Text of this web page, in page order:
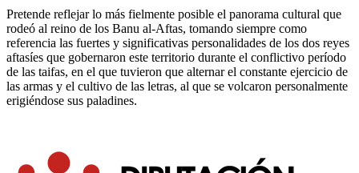
Pretende reflejar lo más fielmente posible el panorama cultural que
rodeó al reino de los Banu al-Aftas, tomando siempre como
referencia las fuertes y significativas personalidades de los dos reyes
aftasíes que gobernaron este territorio durante el conflictivo período
de las taifas, en el que tuvieron que alternar el constante ejercicio de
las armas y el cultivo de las letras, al que se volcaron personalmente
erigiéndose sus paladines.